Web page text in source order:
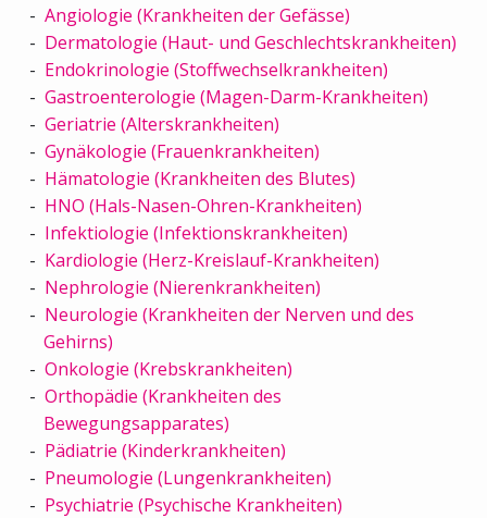
Angiologie (Krankheiten der Gefässe)
Dermatologie (Haut- und Geschlechtskrankheiten)
Endokrinologie (Stoffwechselkrankheiten)
Gastroenterologie (Magen-Darm-Krankheiten)
Geriatrie (Alterskrankheiten)
Gynäkologie (Frauenkrankheiten)
Hämatologie (Krankheiten des Blutes)
HNO (Hals-Nasen-Ohren-Krankheiten)
Infektiologie (Infektionskrankheiten)
Kardiologie (Herz-Kreislauf-Krankheiten)
Nephrologie (Nierenkrankheiten)
Neurologie (Krankheiten der Nerven und des
Gehirns)
Onkologie (Krebskrankheiten)
Orthopädie (Krankheiten des
Bewegungsapparates)
Pädiatrie (Kinderkrankheiten)
Pneumologie (Lungenkrankheiten)
Psychiatrie (Psychische Krankheiten)